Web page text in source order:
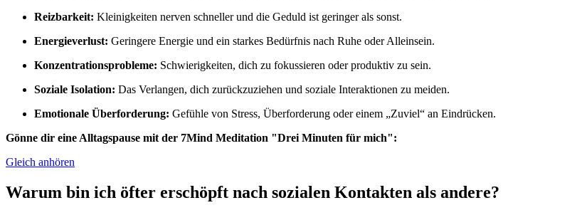
Reizbarkeit: Kleinigkeiten nerven schneller und die Geduld ist geringer als sonst.
Energieverlust: Geringere Energie und ein starkes Bedürfnis nach Ruhe oder Alleinsein.
Konzentrationsprobleme: Schwierigkeiten, dich zu fokussieren oder produktiv zu sein.
Soziale Isolation: Das Verlangen, dich zurückzuziehen und soziale Interaktionen zu meiden.
Emotionale Überforderung: Gefühle von Stress, Überforderung oder einem „Zuviel“ an Eindrücken.
Gönne dir eine Alltagspause mit der 7Mind Meditation "Drei Minuten für mich":
Gleich anhören
Warum bin ich öfter erschöpft nach sozialen Kontakten als andere?